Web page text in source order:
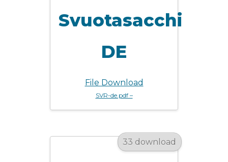
Svuotasacchi
DE
File Download
SVR-de.pdf –
33 download